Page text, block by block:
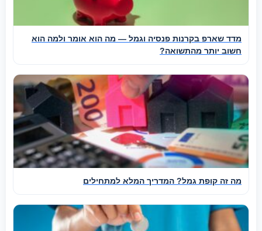
מדד שארפ בקרנות פנסיה וגמל — מה הוא אומר ולמה הוא
חשוב יותר מהתשואה?
מה זה קופת גמל? המדריך המלא למתחילים